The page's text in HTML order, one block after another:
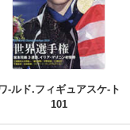
-ルド.フィギュアスケ-ト
101